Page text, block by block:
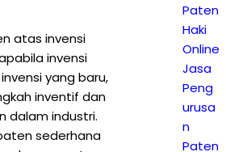
atas invensi
invensi
yang baru,
inventif dan
dalam industri.
sederhana
Paten
Haki
Online
Jasa
Peng
urusa
n
Paten